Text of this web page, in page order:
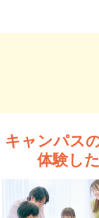
キャンパス
体験し